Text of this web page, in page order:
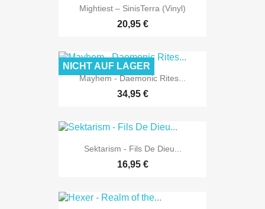
Mightiest – SinisTerra (Vinyl)
20,95 €
Mayhem - Daemonic Rites...
34,95 €
NICHT AUF LAGER
Sektarism - Fils De Dieu...
16,95 €